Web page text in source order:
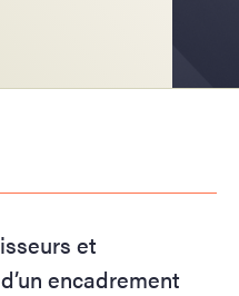
et
encadrement